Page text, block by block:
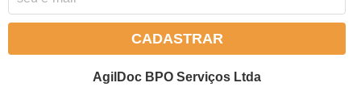
CADASTRAR
AgilDoc BPO Serviços Ltda